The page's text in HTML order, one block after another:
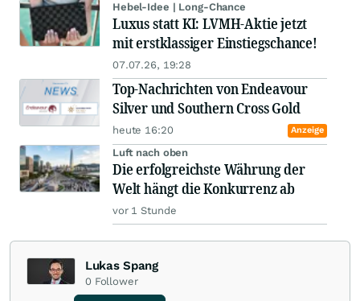
Hebel-Idee | Long-Chance
Luxus statt KI: LVMH-Aktie jetzt
mit erstklassiger Einstiegschance!
07.07.26, 19:28
Top-Nachrichten von Endeavour
Silver und Southern Cross Gold
heute 16:20 Anzeige
Luft nach oben
Die erfolgreichste Währung der
Welt hängt die Konkurrenz ab
vor 1 Stunde
Lukas Spang
0 Follower